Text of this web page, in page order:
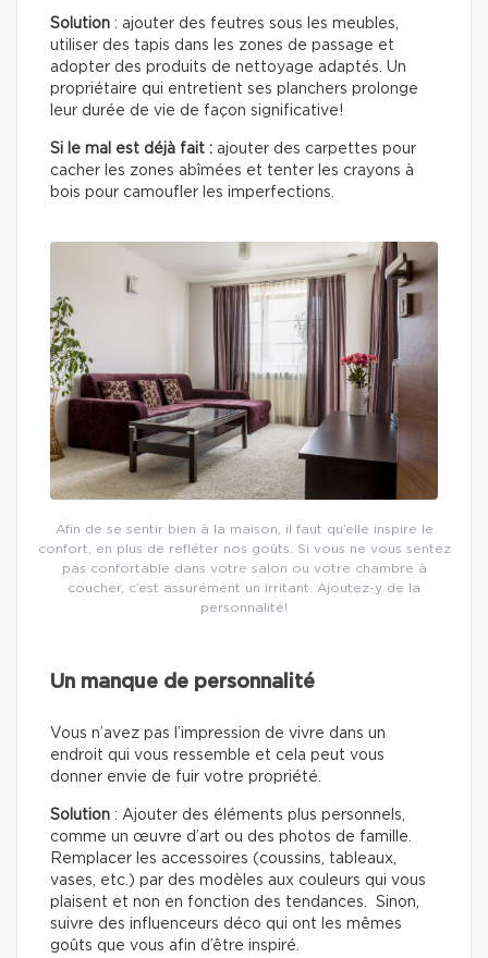
Solution : ajouter des feutres sous les meubles,
utiliser des tapis dans les zones de passage et
adopter des produits de nettoyage adaptés. Un
propriétaire qui entretient ses planchers prolonge
leur durée de vie de façon significative!
Si le mal est déjà fait : ajouter des carpettes pour
cacher les zones abîmées et tenter les crayons à
bois pour camoufler les imperfections.
Afin de se sentir bien à la maison, il faut qu’elle inspire le
confort, en plus de refléter nos goûts. Si vous ne vous sentez
pas confortable dans votre salon ou votre chambre à
coucher, c’est assurément un irritant. Ajoutez-y de la
personnalité!
Un manque de personnalité
Vous n’avez pas l’impression de vivre dans un
endroit qui vous ressemble et cela peut vous
donner envie de fuir votre propriété.
Solution : Ajouter des éléments plus personnels,
comme un œuvre d’art ou des photos de famille.
Remplacer les accessoires (coussins, tableaux,
vases, etc.) par des modèles aux couleurs qui vous
plaisent et non en fonction des tendances. Sinon,
suivre des influenceurs déco qui ont les mêmes
goûts que vous afin d’être inspiré.